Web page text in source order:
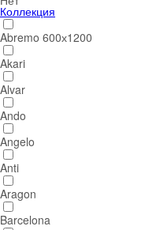
Коллекция
Abremo 600х1200
Akari
Alvar
Ando
Angelo
Anti
Aragon
Barcelona